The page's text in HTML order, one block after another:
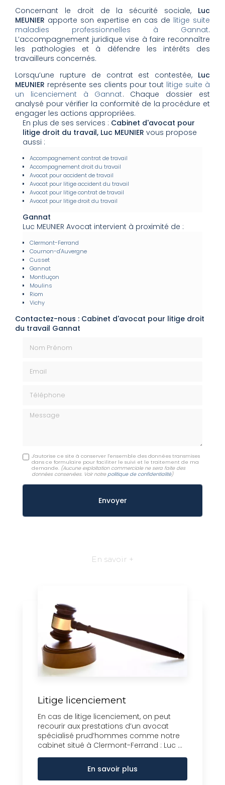
Concernant le droit de la sécurité sociale, Luc
MEUNIER apporte son expertise en cas de litige suite
maladies professionnelles à Gannat.
L’accompagnement juridique vise à faire reconnaître
les pathologies et à défendre les intérêts des
travailleurs concernés.
Lorsqu’une rupture de contrat est contestée, Luc
MEUNIER représente ses clients pour tout litige suite à
un licenciement à Gannat. Chaque dossier est
analysé pour vérifier la conformité de la procédure et
engager les actions appropriées.
En plus de ses services : Cabinet d'avocat pour
litige droit du travail, Luc MEUNIER vous propose
aussi :
Accompagnement contrat de travail
Accompagnement droit du travail
Avocat pour accident de travail
Avocat pour litige accident du travail
Avocat pour litige contrat de travail
Avocat pour litige droit du travail
Gannat
Luc MEUNIER Avocat intervient à proximité de :
Clermont-Ferrand
Cournon-d'Auvergne
Cusset
Gannat
Montluçon
Moulins
Riom
Vichy
Contactez-nous : Cabinet d'avocat pour litige droit
du travail Gannat
Message
J'autorise ce site à conserver l'ensemble des données transmises
dans ce formulaire pour faciliter le suivi et le traitement de ma
demande. (Aucune exploitation commerciale ne sera faite des
données conservées. Voir notre politique de confidentialité)
En savoir +
Litige licenciement
En cas de litige licenciement, on peut
recourir aux prestations d’un avocat
spécialisé prud’hommes comme notre
cabinet situé à Clermont-Ferrand : Luc ...
En savoir plus